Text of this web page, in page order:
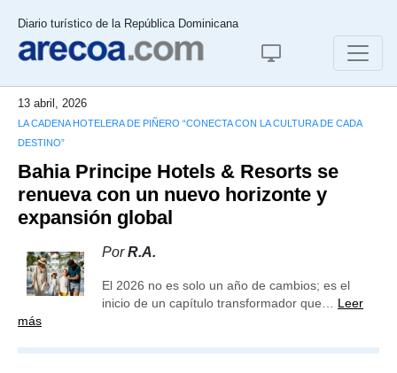
Diario turístico de la República Dominicana
13 abril, 2026
LA CADENA HOTELERA DE PIÑERO “CONECTA CON LA CULTURA DE CADA
DESTINO”
Bahia Principe Hotels & Resorts se
renueva con un nuevo horizonte y
expansión global
PorR.A.
El 2026 no es solo un año de cambios; es el
inicio de un capítulo transformador que… Leer
más